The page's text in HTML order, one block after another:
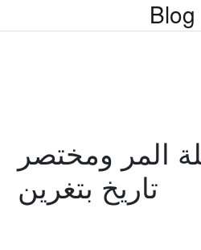
Blog
المر ومختصر
تاريخ بتغرين